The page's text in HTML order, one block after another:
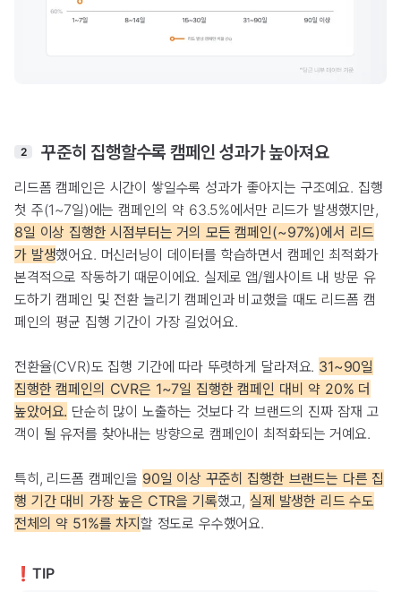
2 꾸준히 집행할수록 캠페인 성과가 높아져요
리드폼 캠페인은 시간이 쌓일수록 성과가 좋아지는 구조예요. 집행
첫 주(1~7일)에는 캠페인의 약 63.5%에서만 리드가 발생했지만,
8일 이상 집행한 시점부터는 거의 모든 캠페인(~97%)에서 리드
가 발생했어요. 머신러닝이 데이터를 학습하면서 캠페인 최적화가
본격적으로 작동하기 때문이에요. 실제로 앱/웹사이트 내 방문 유
도하기 캠페인 및 전환 늘리기 캠페인과 비교했을 때도 리드폼 캠
페인의 평균 집행 기간이 가장 길었어요.
전환율(CVR)도 집행 기간에 따라 뚜렷하게 달라져요. 31~90일
집행한 캠페인의 CVR은 1~7일 집행한 캠페인 대비 약 20% 더
높았어요. 단순히 많이 노출하는 것보다 각 브랜드의 진짜 잠재 고
객이 될 유저를 찾아내는 방향으로 캠페인이 최적화되는 거예요.
특히, 리드폼 캠페인을 90일 이상 꾸준히 집행한 브랜드는 다른 집
행 기간 대비 가장 높은 CTR을 기록했고,실제 발생한 리드 수도
전체의 약 51%를 차지할 정도로 우수했어요.
❗️TIP